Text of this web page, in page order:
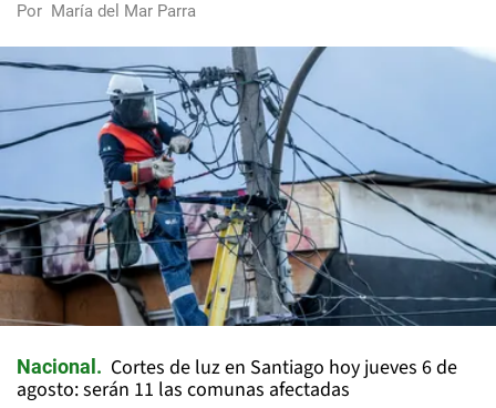
Por María del Mar Parra
Nacional
Cortes de luz en Santiago hoy jueves 6 de
agosto: serán 11 las comunas afectadas